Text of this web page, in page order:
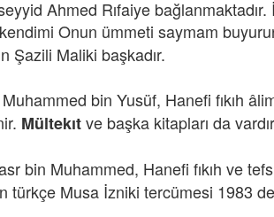
Ahmed Rıfaiye
Onun ümmeti saymam
Şazili Maliki başkadır.
bin Yusüf, Hanefi fıkıh
Mültekıtve başka kitapları da
bin Muhammed, Hanefi fıkıh ve
türkçe Musa İzniki tercümesi 1983